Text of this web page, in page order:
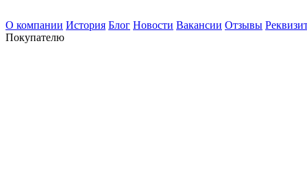
О компании История Блог Новости Вакансии Отзывы
Покупателю